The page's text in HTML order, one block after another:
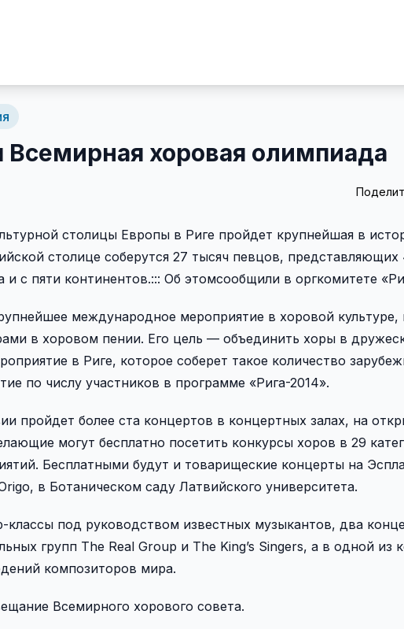
Всемирная хоровая олимпиада
столицы Европы в Риге пройдет крупнейшая в
столице соберутся 27 тысяч певцов, представляющих
с пяти континентов.::: Об этомсообщили в оргкомитете
международное мероприятие в хоровой культуре,
в хоровом пении. Его цель — объединить хоры в
в Риге, которое соберет такое количество
по числу участников в программе «Рига-2014».
пройдет более ста концертов в концертных залах, на
могут бесплатно посетить конкурсы хоров в 29
Бесплатными будут и товарищеские концерты на
в Ботаническом саду Латвийского университета.
под руководством известных музыкантов, два
групп The Real Group и The King’s Singers, а в одной из
композиторов мира.
Всемирного хорового совета.